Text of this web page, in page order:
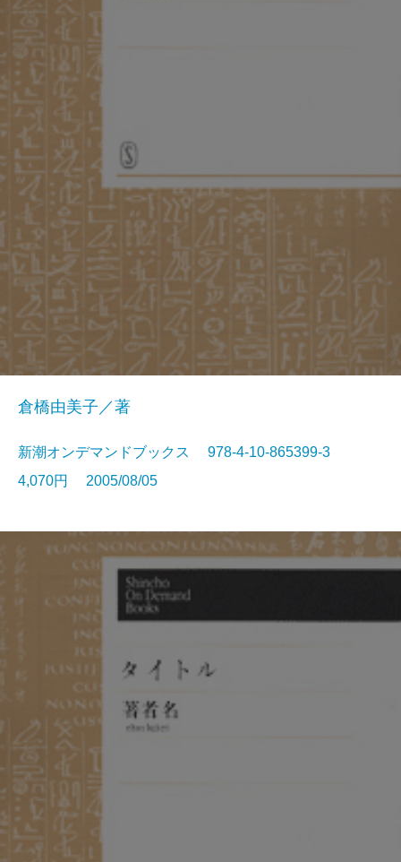
倉橋由美子／著
新潮オンデマンドブックス 978-4-10-865399-3
4,070円 2005/08/05